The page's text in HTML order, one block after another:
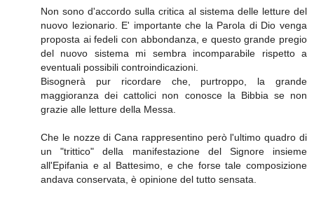
Non sono d'accordo sulla critica al sistema delle letture del
nuovo lezionario. E' importante che la Parola di Dio venga
proposta ai fedeli con abbondanza, e questo grande pregio
del nuovo sistema mi sembra incomparabile rispetto a
eventuali possibili controindicazioni.
Bisognerà pur ricordare che, purtroppo, la grande
maggioranza dei cattolici non conosce la Bibbia se non
grazie alle letture della Messa.
Che le nozze di Cana rappresentino però l'ultimo quadro di
un "trittico" della manifestazione del Signore insieme
all'Epifania e al Battesimo, e che forse tale composizione
andava conservata, è opinione del tutto sensata.